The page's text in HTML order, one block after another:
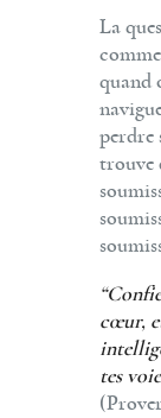
La
quand
perdre
trouve
cœur,
tes